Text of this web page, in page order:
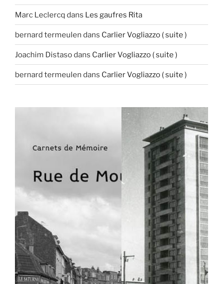
Marc Leclercq dans Les gaufres Rita
bernard termeulen dans Carlier Vogliazzo ( suite )
Joachim Distasodans Carlier Vogliazzo ( suite )
bernard termeulen dans Carlier Vogliazzo ( suite )